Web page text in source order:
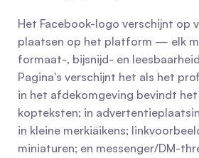
Het Facebook-logo verschijnt op
plaatsen op het platform — elk
formaat-, bijsnijd- en
Pagina's verschijnt het als het
in het afdekomgeving bevindt
kopteksten; in
in kleine merkiäikens;
miniaturen; en messenger/DM-